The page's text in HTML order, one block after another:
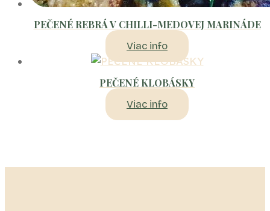
PEČENÉ REBRÁ V CHILLI-MEDOVEJ MARINÁDE
Viac info
PEČENÉ KLOBÁSKY
Viac info